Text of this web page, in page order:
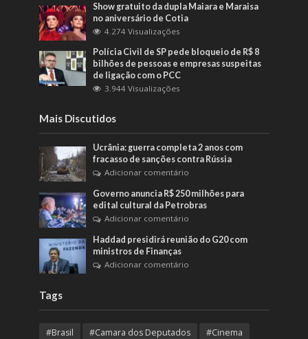
Show gratuito da dupla Maiara e Maraisa
no aniversário de Cotia
4.274 Visualizações
Polícia Civil de SP pede bloqueio de R$ 8
bilhões de pessoas e empresas suspeitas
de ligação com o PCC
3.944 Visualizações
Mais Discutidos
Ucrânia: guerra completa 2 anos com
fracasso de sanções contra Rússia
Adicionar comentário
Governo anuncia R$ 250 milhões para
edital cultural da Petrobras
Adicionar comentário
Haddad presidirá reunião do G20 com
ministros de Finanças
Adicionar comentário
Tags
#Brasil #Camara dos Deputados
#Cinema